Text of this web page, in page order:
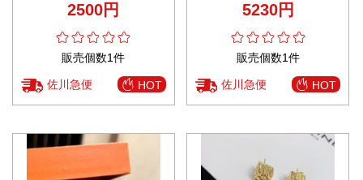
2500円
販売個数1件
佐川急便 HOT
ビュー高リピ率5230円
販売個数1件
佐川急便 HOT